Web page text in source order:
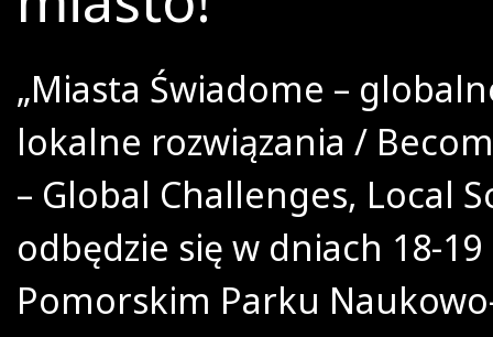
„Miasta Świadome –
lokalne rozwiązania /
– Global Challenges, Local
odbędzie się w dniach 18-
Pomorskim Parku